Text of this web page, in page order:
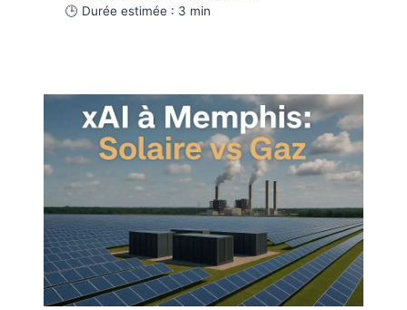
🕒 Durée estimée : 3 min